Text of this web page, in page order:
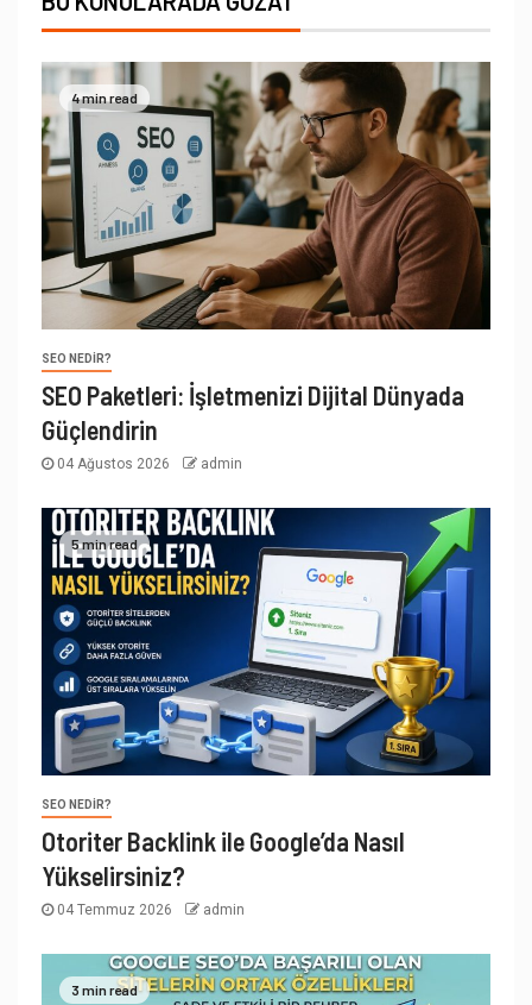
4 min read
SEO NEDIR?
SEO Paketleri: İşletmenizi Dijital Dünyada
Güçlendirin
04 Ağustos 2026 admin
5 min read
SEO NEDIR?
Otoriter Backlink ile Google’da Nasıl
Yükselirsiniz?
04 Temmuz 2026 admin
3 min read